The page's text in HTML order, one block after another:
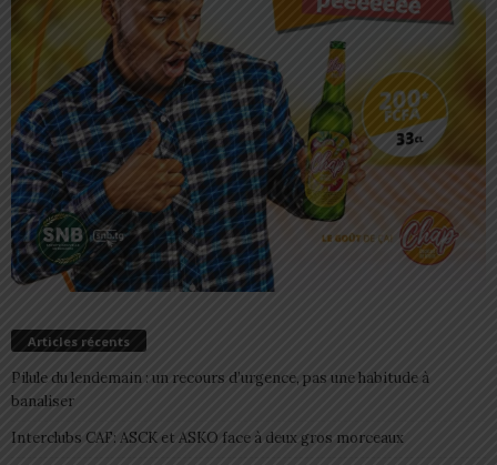
Articles récents
Pilule du lendemain : un recours d’urgence, pas une habitude à
banaliser
Interclubs CAF: ASCK et ASKO face à deux gros morceaux